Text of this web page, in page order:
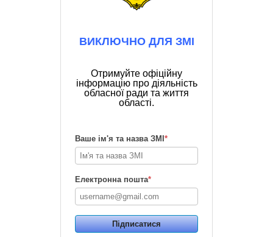
ВИКЛЮЧНО ДЛЯ ЗМІ
Отримуйте офіційну
інформацію про діяльність
обласної ради та життя
області.
Ваше ім'я та назва ЗМІ *
Електронна пошта*
Підписатися